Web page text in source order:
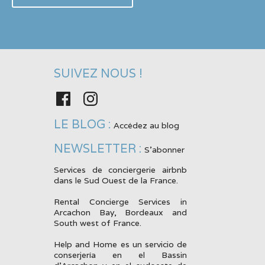
SUIVEZ NOUS !
FacebookInstagram
LE BLOG : Accédez au blog
NEWSLETTER : S'abonner
Services de conciergerie airbnb
dans le Sud Ouest de la France.
Rental Concierge Services in
Arcachon Bay, Bordeaux and
South west of France.
Help and Home es un servicio de
conserjería en el Bassin